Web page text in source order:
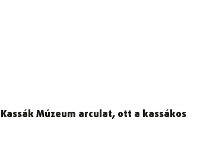
Múzeum arculat, ott a kassákos